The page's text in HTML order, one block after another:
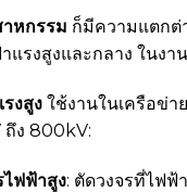
หกรรม ก็มีความแตกต่
แรงสูงและกลาง ในงา
งสูงใช้งานในเครือข่า
ถึง 800kV:
ไฟฟ้าสูง: ตัดวงจรที่ไฟฟ้